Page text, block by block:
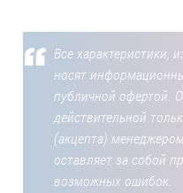
Все характеристики,
носят
публичной офертой.
действительной
(акцепта)
оставляет за собой
возможных ошибок.